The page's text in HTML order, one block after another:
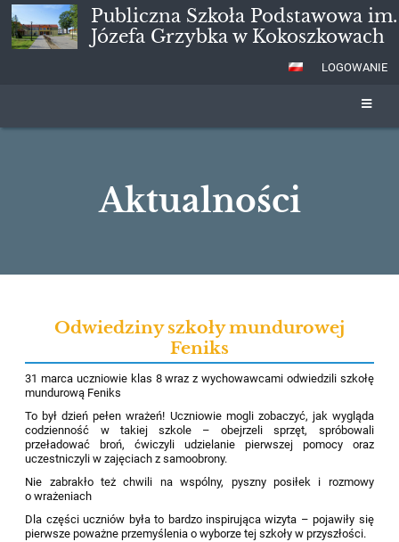
Publiczna Szkoła Podstawowa im.
Józefa Grzybka w Kokoszkowach
LOGOWANIE
Aktualności
Odwiedziny szkoły mundurowej
Feniks
31 marca uczniowie klas 8 wraz z wychowawcami odwiedzili szkołę
mundurową Feniks
To był dzień pełen wrażeń! Uczniowie mogli zobaczyć, jak wygląda
codzienność w takiej szkole – obejrzeli sprzęt, spróbowali
przeładować broń, ćwiczyli udzielanie pierwszej pomocy oraz
uczestniczyli w zajęciach z samoobrony.
Nie zabrakło też chwili na wspólny, pyszny posiłek i rozmowy
o wrażeniach
Dla części uczniów była to bardzo inspirująca wizyta – pojawiły się
pierwsze poważne przemyślenia o wyborze tej szkoły w przyszłości.